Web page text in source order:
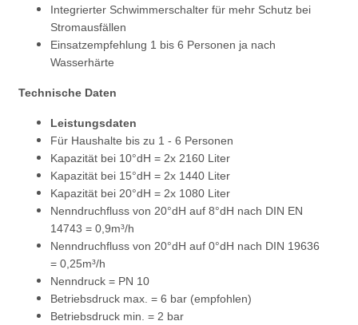
Integrierter Schwimmerschalter für mehr Schutz bei
Stromausfällen
Einsatzempfehlung 1 bis 6 Personen ja nach
Wasserhärte
Technische Daten
Leistungsdaten
Für Haushalte bis zu 1 - 6 Personen
Kapazität bei 10°dH = 2x 2160 Liter
Kapazität bei 15°dH = 2x 1440 Liter
Kapazität bei 20°dH = 2x 1080 Liter
Nenndruchfluss von 20°dH auf 8°dH nach DIN EN
14743 = 0,9m³/h
Nenndruchfluss von 20°dH auf 0°dH nach DIN 19636
= 0,25m³/h
Nenndruck = PN 10
Betriebsdruck max. = 6 bar (empfohlen)
Betriebsdruck min. = 2 bar